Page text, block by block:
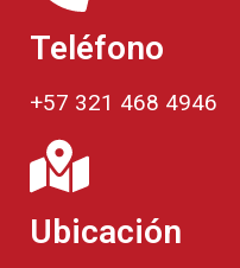
Teléfono
+57 321 468 4946
Ubicación